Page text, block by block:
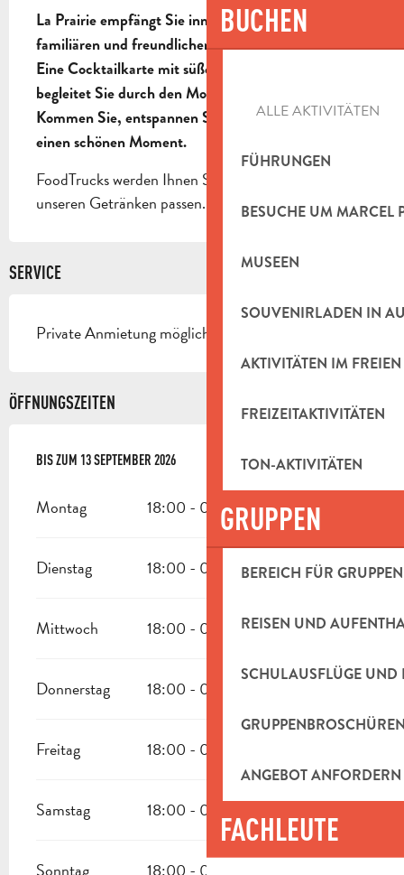
BUCHEN
ALLE AKTIVITÄTEN
FÜHRUNGEN
BESUCHE UM MARCEL
MUSEEN
SOUVENIRLADEN IN
AKTIVITÄTEN IM FREIEN
FREIZEITAKTIVITÄTEN
TON-AKTIVITÄTEN
GRUPPEN
BEREICH FÜR GRUPPEN
REISEN UND
SCHULAUSFLÜGE UND
ANGEBOT ANFORDERN
FACHLEUTE
La Prairie empfängt Sie inmitten der Natur, in einer
familiären und freundlichen Umgebung jeden Tag.
Eine Cocktailkarte mit süßen Sommeraromen
begleitet Sie durch den Moment.
Kommen Sie, entspannen Sie sich und teilen Sie
einen schönen Moment.
FoodTrucks werden Ihnen Speisen anbieten, die zu
unseren Getränken passen.
SERVICE
Private Anmietung möglich
ÖFFNUNGSZEITEN
VOM4 JUNI 2026BIS ZUM13 SEPTEMBER 2026
BIS ZUM 13 SEPTEMBER 2026
Montag 18:00 - 01:00
Dienstag 18:00 - 01:00
Mittwoch 18:00 - 01:00
Donnerstag 18:00 - 01:00
Freitag 18:00 - 01:00
Samstag 18:00 - 01:00
Sonntag 18:00 - 01:00